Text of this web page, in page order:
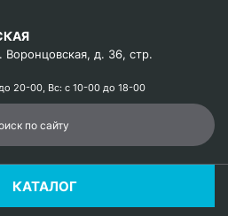
Воронцовская, д. 36, стр.
20-00, Вс: с 10-00 до 18-00
КАТАЛОГ